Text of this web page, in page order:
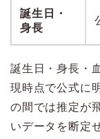
誕生日・
身長
誕生日・身長・
現時点で公式に
の間では推定が
いデータを断定